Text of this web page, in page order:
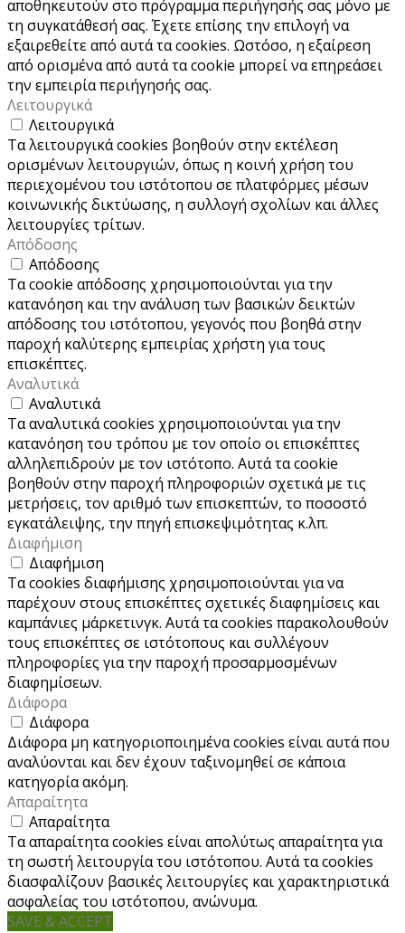
αποθηκευτούν στο πρόγραμμα περιήγησής σας μόνο με
τη συγκατάθεσή σας. Έχετε επίσης την επιλογή να
εξαιρεθείτε από αυτά τα cookies. Ωστόσο, η εξαίρεση
από ορισμένα από αυτά τα cookie μπορεί να επηρεάσει
την εμπειρία περιήγησής σας.
Λειτουργικά
Λειτουργικά
Τα λειτουργικά cookies βοηθούν στην εκτέλεση
ορισμένων λειτουργιών, όπως η κοινή χρήση του
περιεχομένου του ιστότοπου σε πλατφόρμες μέσων
κοινωνικής δικτύωσης, η συλλογή σχολίων και άλλες
λειτουργίες τρίτων.
Απόδοσης
Απόδοσης
Τα cookie απόδοσης χρησιμοποιούνται για την
κατανόηση και την ανάλυση των βασικών δεικτών
απόδοσης του ιστότοπου, γεγονός που βοηθά στην
παροχή καλύτερης εμπειρίας χρήστη για τους
επισκέπτες.
Αναλυτικά
Αναλυτικά
Τα αναλυτικά cookies χρησιμοποιούνται για την
κατανόηση του τρόπου με τον οποίο οι επισκέπτες
αλληλεπιδρούν με τον ιστότοπο. Αυτά τα cookie
βοηθούν στην παροχή πληροφοριών σχετικά με τις
μετρήσεις, τον αριθμό των επισκεπτών, το ποσοστό
εγκατάλειψης, την πηγή επισκεψιμότητας κ.λπ.
Διαφήμιση
Διαφήμιση
Τα cookies διαφήμισης χρησιμοποιούνται για να
παρέχουν στους επισκέπτες σχετικές διαφημίσεις και
καμπάνιες μάρκετινγκ. Αυτά τα cookies παρακολουθούν
τους επισκέπτες σε ιστότοπους και συλλέγουν
πληροφορίες για την παροχή προσαρμοσμένων
διαφημίσεων.
Διάφορα
Διάφορα
Διάφορα μη κατηγοριοποιημένα cookies είναι αυτά που
αναλύονται και δεν έχουν ταξινομηθεί σε κάποια
κατηγορία ακόμη.
Απαραίτητα
Απαραίτητα
Τα απαραίτητα cookies είναι απολύτως απαραίτητα για
τη σωστή λειτουργία του ιστότοπου. Αυτά τα cookies
διασφαλίζουν βασικές λειτουργίες και χαρακτηριστικά
ασφαλείας του ιστότοπου, ανώνυμα.
SAVE & ACCEPT